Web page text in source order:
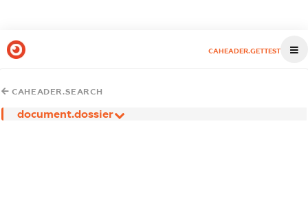
CAHEADER.GETTEST
CAHEADER.SEARCH
document.dossier